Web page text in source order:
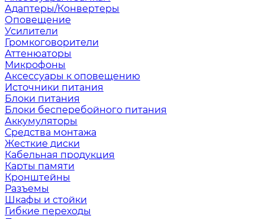
Адаптеры/Конвертеры
Оповещение
Усилители
Громкоговорители
Аттенюаторы
Микрофоны
Аксессуары к оповещению
Источники питания
Блоки питания
Блоки бесперебойного питания
Аккумуляторы
Средства монтажа
Жесткие диски
Кабельная продукция
Карты памяти
Кронштейны
Разъемы
Шкафы и стойки
Гибкие переходы